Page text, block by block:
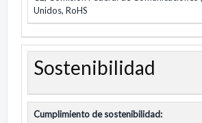
Unidos, RoHS
Sostenibilidad
Cumplimiento de sostenibilidad: